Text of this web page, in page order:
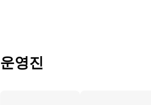
운영진